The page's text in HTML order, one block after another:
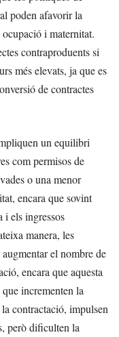
poden afavorir la
i maternitat.
contraproduents si
més elevats, ja que es
de contractes
un equilibri
com permisos de
o una menor
encara que sovint
i els ingressos
manera, les
el nombre de
encara que aquesta
incrementen la
contractació, impulsen
però dificulten la